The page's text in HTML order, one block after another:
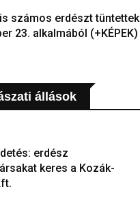
számos erdészt tüntettek
23. alkalmából (+KÉPEK)
állások
erdész
keres a Kozák-